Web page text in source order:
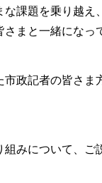
課題を乗り越え
まと一緒になっ
政記者の皆さま
みについて、ご